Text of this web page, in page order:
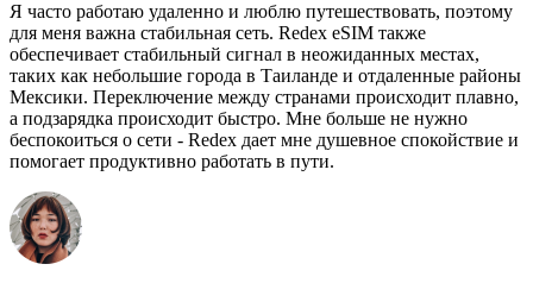
Я часто работаю удаленно и люблю путешествовать, поэтому
для меня важна стабильная сеть. Redex eSIM также
обеспечивает стабильный сигнал в неожиданных местах,
таких как небольшие города в Таиланде и отдаленные районы
Мексики. Переключение между странами происходит плавно,
а подзарядка происходит быстро. Мне больше не нужно
беспокоиться о сети - Redex дает мне душевное спокойствие и
помогает продуктивно работать в пути.